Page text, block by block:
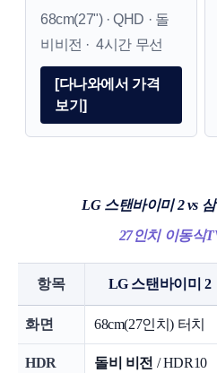
68cm(27") · QHD · 돌
비비전 ·4시간 무선
[다나와에서 가격
보기]
LG 스탠바이미 2 vs
27인치 이동식
항목 LG 스탠바이미 2
화면 68cm(27인치) 터치
HDR 돌비 비전 / HDR10